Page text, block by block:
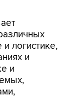
и логистике,
и
и